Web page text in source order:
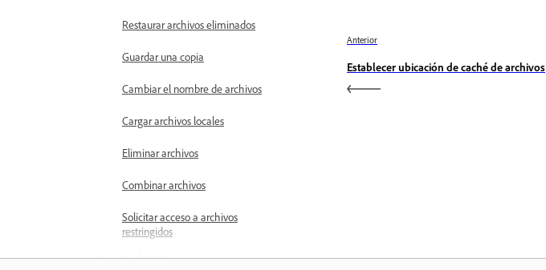
Restaurar archivos eliminados
Guardar una copia
Cambiar el nombre de archivos
Cargar archivos locales
Eliminar archivos
Combinar archivos
Solicitar acceso a archivos
restringidos
Use Acrobat IA
Anterior
Establecer ubicación de caché de archivos